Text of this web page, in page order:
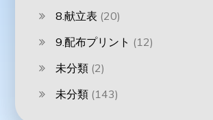
8.献立表 (20)
9.配布プリント (12)
未分類 (2)
未分類 (143)